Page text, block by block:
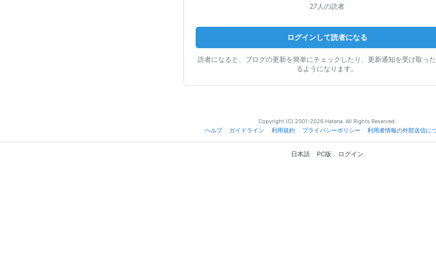
27人の読者
ログインして読者になる
読者になると、ブログの更新を簡単にチェックしたり、更新通知を受け取っ
るようになります。
Copyright (C) 2001-2026 Hatena. All Rights Reserved.
ヘルプ
ガイドライン 利用規約 プライバシーポリシー 利用者情報の外部送信に
日本語 PC版 ログイン